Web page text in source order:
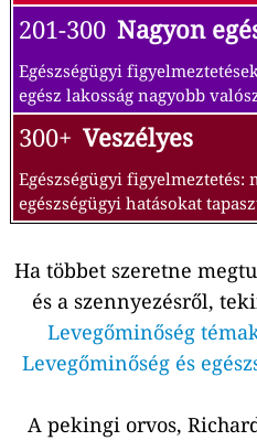
201-300 Nagyon
Egészségügyi
egész lakosság nagyobb
300+ Veszélyes
Egészségügyi
egészségügyi hatásokat
Ha többet szeretne
és a szennyezésről,
Levegőminőség
Levegőminőség és
A pekingi orvos,